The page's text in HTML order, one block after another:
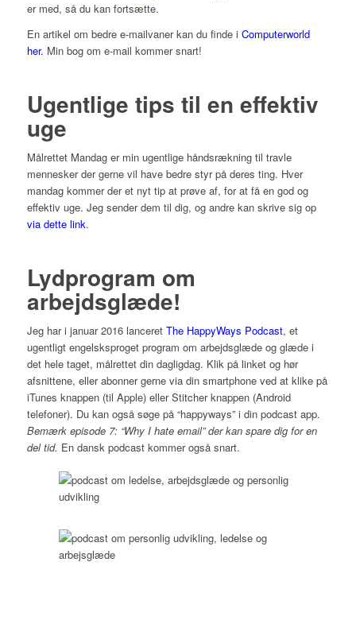
er med, så du kan fortsætte.
En artikel om bedre e-mailvaner kan du finde i Computerworld
her. Min bog om e-mail kommer snart!
Ugentlige tips til en effektiv
uge
Målrettet Mandag er min ugentlige håndsrækning til travle
mennesker der gerne vil have bedre styr på deres ting. Hver
mandag kommer der et nyt tip at prøve af, for at få en god og
effektiv uge. Jeg sender dem til dig, og andre kan skrive sig op
via dette link.
Lydprogram om
arbejdsglæde!
Jeg har i januar 2016 lanceret The HappyWays Podcast, et
ugentligt engelsksproget program om arbejdsglæde og glæde i
det hele taget, målrettet din dagligdag. Klik på linket og hør
afsnittene, eller abonner gerne via din smartphone ved at klike på
iTunes knappen (til Apple) eller Stitcher knappen (Android
telefoner). Du kan også søge på “happyways” i din podcast app.
Bemærk episode 7: “Why I hate email” der kan spare dig for en
del tid. En dansk podcast kommer også snart.